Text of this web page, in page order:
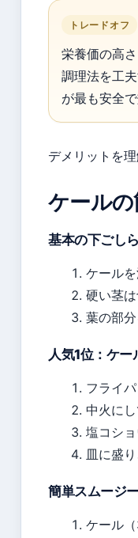
トレードオフ
栄養価の高
調理法を工
が最も安全
デメリットを
ケール
基本の下ごし
ケール
硬い茎
葉の部
人気1位：ケー
フライ
中火に
塩コシ
皿に盛
簡単スムージ
ケール